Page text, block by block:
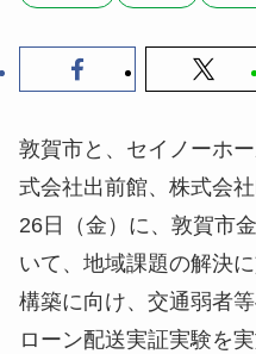
敦賀市と、セイノーホ
式会社出前館、株式会
26日（金）に、敦賀市
いて、地域課題の解決
構築に向け、交通弱者
ローン配送実証実験を実